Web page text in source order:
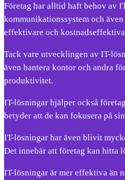
Företag har alltid haft behov av
kommunikationssystem och
effektivare och
Tack vare utvecklingen av IT-
även hantera kontor och andra
produktivitet.
IT-lösningar hjälper också
betyder att de kan fokusera på
IT-lösningar har även blivit
Det innebär att företag kan hitta
IT-lösningar är mer effektiva än